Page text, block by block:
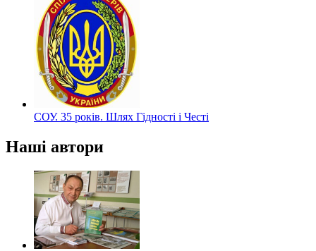
СОУ. 35 років. Шлях Гідності і Честі
Наші автори